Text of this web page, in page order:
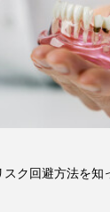
ク回避方法を知